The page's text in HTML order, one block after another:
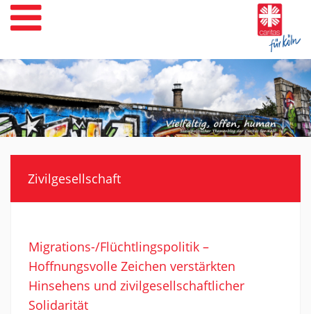
Weiter
zum
Inhalt
Zivilgesellschaft
Migrations-/Flüchtlingspolitik –
Hoffnungsvolle Zeichen verstärkten
Hinsehens und zivilgesellschaftlicher
Solidarität